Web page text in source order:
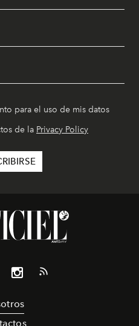
para el uso de mis datos
de la Privacy Policy